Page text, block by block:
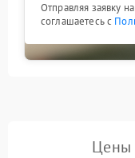
Отправляя заявку
соглашаетесь с
Цены